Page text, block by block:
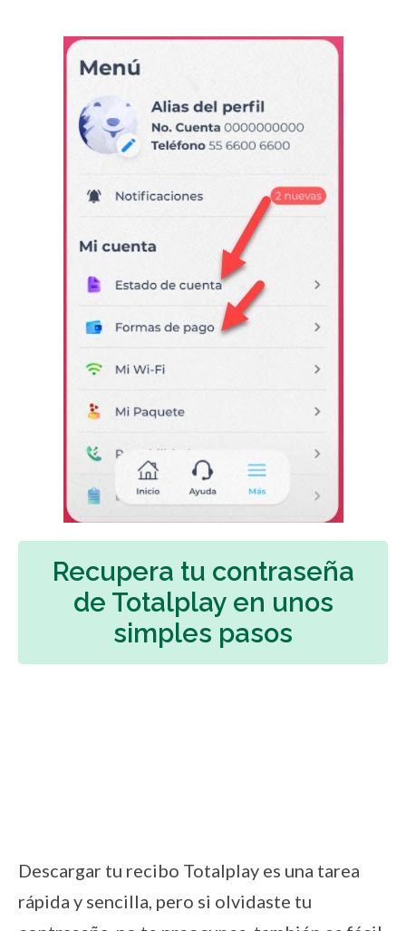
Recupera tu contraseña
de Totalplay en unos
simples pasos
Descargar tu recibo Totalplay es una tarea
rápida y sencilla, pero si olvidaste tu